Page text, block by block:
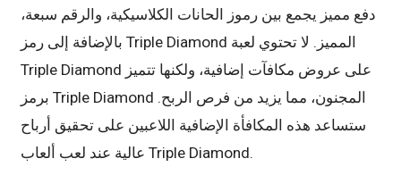
دفع مميز يجمع بين رموز الحانات الكلاسيكية، والرقم سبعة،
بالإضافة إلى رمز Triple Diamond المميز. لا تحتوي لعبة
Triple Diamond على عروض مكافآت إضافية، ولكنها تتميز
برمز Triple Diamond المجنون، مما يزيد من فرص الربح.
ستساعد هذه المكافأة الإضافية اللاعبين على تحقيق أرباح
عالية عند لعب ألعاب Triple Diamond.